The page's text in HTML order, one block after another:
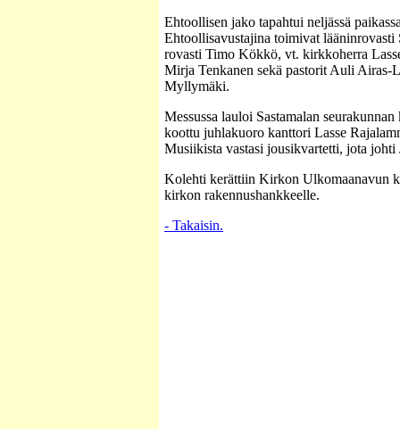
Ehtoollisen jako tapahtui neljässä
Ehtoollisavustajina toimivat
rovasti Timo Kökkö, vt. kirkkoherra
Mirja Tenkanen sekä pastorit Auli Airas-
Myllymäki.
Messussa lauloi Sastamalan
koottu juhlakuoro kanttori Lasse
Musiikista vastasi jousikvartetti, jota johti
Kolehti kerättiin Kirkon Ulkomaanavun
kirkon rakennushankkeelle.
- Takaisin.